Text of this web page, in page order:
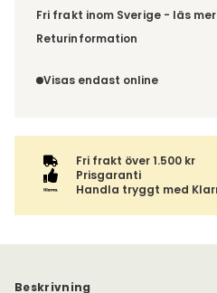
Fri frakt inom Sverige - läs mer
Denna vara skickas till din port/
ordern tillsammans.
Returinformation
order, enligtdistansavtalslagen.
Visas endast online
Fri frakt över 1.500 kr
Prisgaranti
Handla tryggt med
Beskrivning